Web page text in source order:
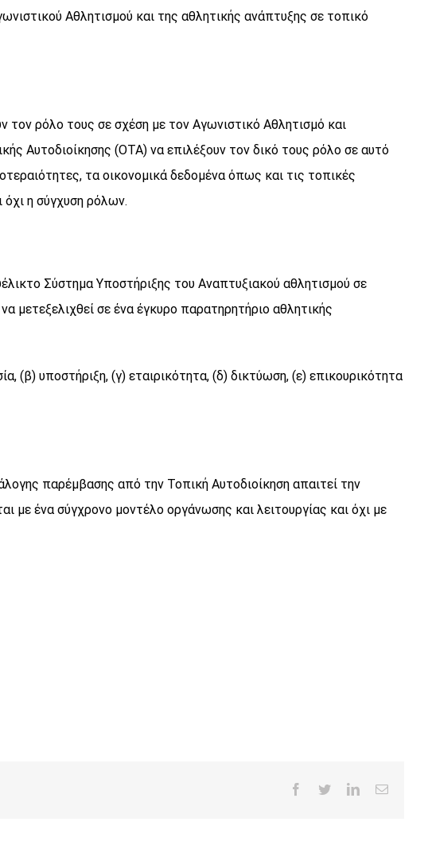
Αθλητισμού και της αθλητικής ανάπτυξης σε τοπικό
τον ρόλο τους σε σχέση με τον Αγωνιστικό Αθλητισμό και
Αυτοδιοίκησης (ΟΤΑ) να επιλέξουν τον δικό τους ρόλο σε αυτό
τα οικονομικά δεδομένα όπως και τις τοπικές
όχι η σύγχυση ρόλων.
Σύστημα Υποστήριξης του Αναπτυξιακού αθλητισμού σε
μετεξελιχθεί σε ένα έγκυρο παρατηρητήριο αθλητικής
(β) υποστήριξη, (γ) εταιρικότητα, (δ) δικτύωση, (ε) επικουρικότητα
παρέμβασης από την Τοπική Αυτοδιοίκηση απαιτεί την
με ένα σύγχρονο μοντέλο οργάνωσης και λειτουργίας και όχι με
Facebook
TwitterLinkedInEmail